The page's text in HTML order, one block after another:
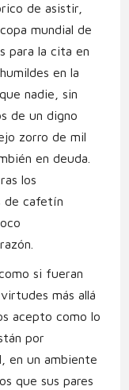
de asistir,
mundial de
para la cita en
en la
nadie, sin
de un digno
zorro de mil
en deuda.
los
de cafetín
si fueran
más allá
acepto como lo
por
en un ambiente
que sus pares